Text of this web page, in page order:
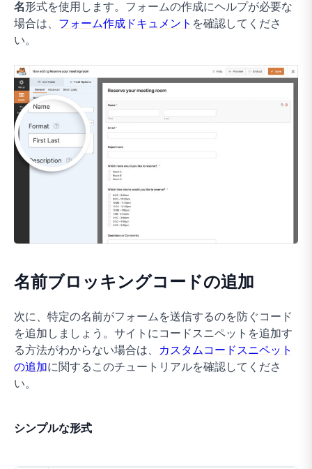
名形式を使用します。フォームの作成にヘルプが必要な
場合は、 フォーム作成ドキュメント を確認してくださ
い。
名前ブロッキングコードの追加
次に、特定の名前がフォームを送信するのを防ぐコード
を追加しましょう。サイトにコードスニペットを追加す
る方法がわからない場合は、 カスタムコードスニペット
の追加に関するこのチュートリアルを確認してくださ
い。
シンプルな形式